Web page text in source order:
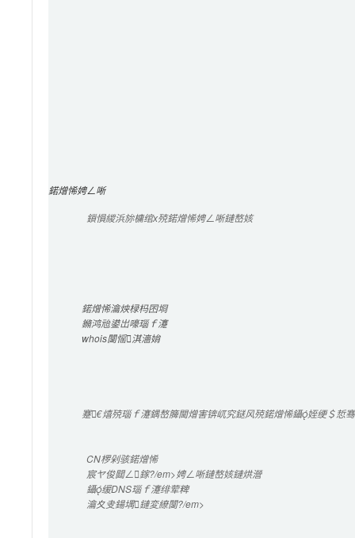
鍩熷悕娉ㄥ唽
鎻愪緵浜旀槦绾х殑鍩熷悕娉ㄥ唽鏈嶅姟
鍩熷悕瀹炴椂杩囨埛
鏅鸿兘鍙岀嚎瑙ｆ瀽
whois闅愮淇濇姢
蹇€熺殑瑙ｆ瀽鍝嶅簲閫熷害锛屼究鎹风殑鍩熷悕鑷姪绠＄悊
CN椤剁骇鍩熷悕
宸ヤ俊閮ㄥ鎵?/em>娉ㄥ唽鏈嶅姟鏈烘瀯
鑷缓DNS瑙ｆ瀽绯荤粺
瀹夊叏鍚堣鏈変繚闅?/em>